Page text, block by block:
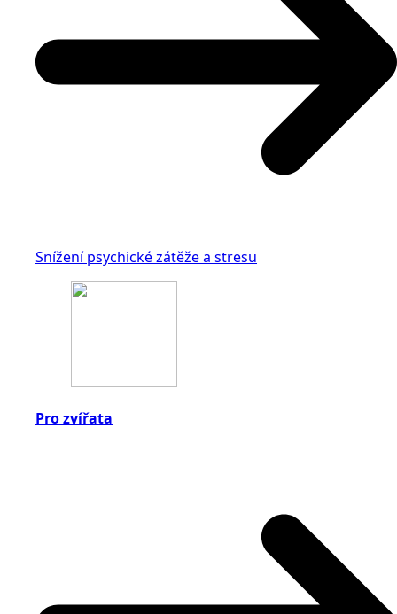
Snížení psychické zátěže a stresu
Pro zvířata